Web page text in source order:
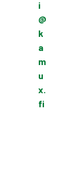
i
@
k
a
m
u
x.
fi